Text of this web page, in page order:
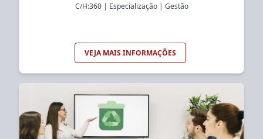
C/H:360| Especialização| Gestão
VEJA MAIS INFORMAÇÕES